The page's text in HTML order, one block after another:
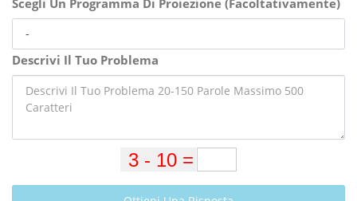
Scegli Un Programma Di Proiezione (Facoltativamente)
Descrivi Il Tuo Problema